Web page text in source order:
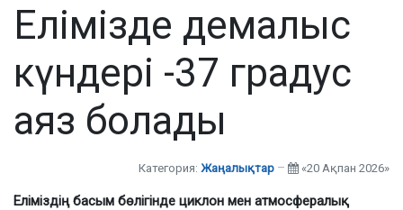
Елімізде демалыс
күндері -37 градус
аяз болады
Категория: Жаңалықтар «20 Ақпан 2026»
Еліміздің басым бөлігінде циклон мен атмосфералық